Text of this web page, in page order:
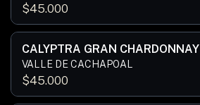
$45.000
CALYPTRA GRAN CHARDONNAY
VALLE DE CACHAPOAL
$45.000